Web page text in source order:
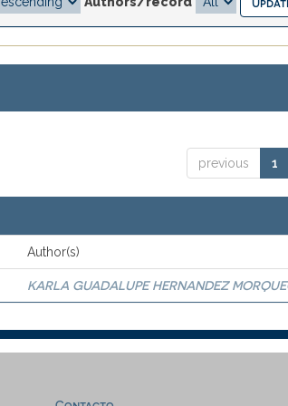
previous 1
Author(s)
KARLA GUADALUPE HERNANDEZ